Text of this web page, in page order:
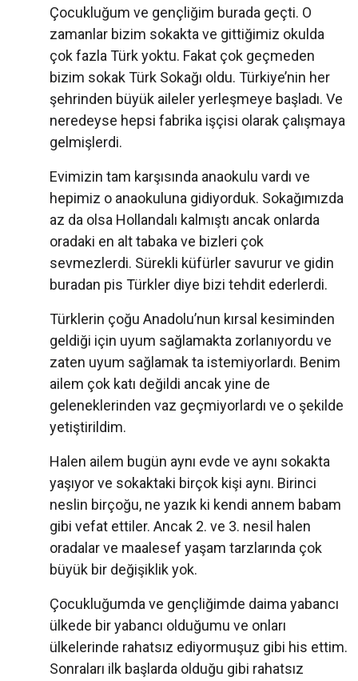
Çocukluğum ve gençliğim burada geçti. O
zamanlar bizim sokakta ve gittiğimiz okulda
çok fazla Türk yoktu. Fakat çok geçmeden
bizim sokak Türk Sokağı oldu. Türkiye’nin her
şehrinden büyük aileler yerleşmeye başladı. Ve
neredeyse hepsi fabrika işçisi olarak çalışmaya
gelmişlerdi.
Evimizin tam karşısında anaokulu vardı ve
hepimiz o anaokuluna gidiyorduk. Sokağımızda
az da olsa Hollandalı kalmıştı ancak onlarda
oradaki en alt tabaka ve bizleri çok
sevmezlerdi. Sürekli küfürler savurur ve gidin
buradan pis Türkler diye bizi tehdit ederlerdi.
Türklerin çoğu Anadolu’nun kırsal kesiminden
geldiği için uyum sağlamakta zorlanıyordu ve
zaten uyum sağlamak ta istemiyorlardı. Benim
ailem çok katı değildi ancak yine de
geleneklerinden vaz geçmiyorlardı ve o şekilde
yetiştirildim.
Halen ailem bugün aynı evde ve aynı sokakta
yaşıyor ve sokaktaki birçok kişi aynı. Birinci
neslin birçoğu, ne yazık ki kendi annem babam
gibi vefat ettiler. Ancak 2. ve 3. nesil halen
oradalar ve maalesef yaşam tarzlarında çok
büyük bir değişiklik yok.
Çocukluğumda ve gençliğimde daima yabancı
ülkede bir yabancı olduğumu ve onları
ülkelerinde rahatsız ediyormuşuz gibi his ettim.
Sonraları ilk başlarda olduğu gibi rahatsız